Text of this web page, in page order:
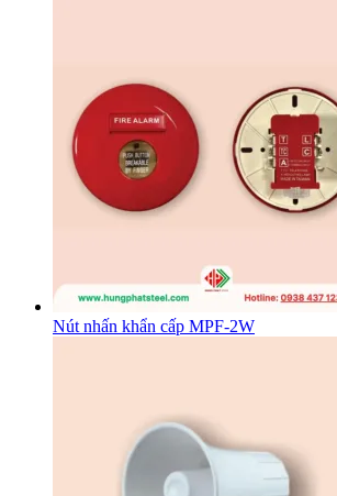
Nút nhấn khẩn cấp MPF-2W